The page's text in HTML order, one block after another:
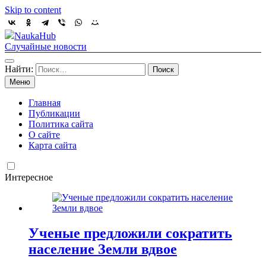
Skip to content
NaukaHub
Случайные новости
Найти:
Меню
Главная
Публикации
Политика сайта
О сайте
Карта сайта
Интересное
Ученые предложили сократить
население Земли вдвое